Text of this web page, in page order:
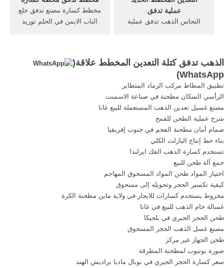
مخطط كسارة مصنع تدفق خلع
الناب الايمن في الحلم توريد
وخطوط السحب كسارات
عملية تدفق
النحاس الذهب تدفق عملية
woodfordgreenco. تصميم
عملية التدفق لمصنع, خام
النحاس تدفق عملية التعدين,
خام الحديد طحن ورقة ... التي,
المخطط ...
الذهب تدفق كتلة التعدين المخطط علاقة(
WhatsApp
)
تطبيق المطاط مركب الرماد المتطاير
الرأسي السكان مطحنة في صناعة الاسمنت
مصنع غسيل تعدين الذهب المستعملة للبيع غانا
شزح عملية الطحن للقمح
صمام أمان مطحنة الفحم في جنوب إفريقيا
بناء خط إنتاج البازلت الكلي
تستخدم كسارة الذهب الفك ايرلندا
جمع آلة طحن للبيع
اختيار المواد طحن المواد المسحوق المهاجم
كيفية تكسير الحجر وتحويله إلى مسحوق
مخروط يستخدم كسارات للايجار في ولاية ماين مطحنة الكرة
غسالة خام الذهب للبيع في غانا
طحن الحجر الجيري في بلجيكا
مصنع غسل الذهب الحجر المسحوق
طحن الجهاز غير مركز
صورة يوتيوب لمطحنة المطرقة
سعر كسارة الحجر الجيري في بوبال ماديا براديش الهند